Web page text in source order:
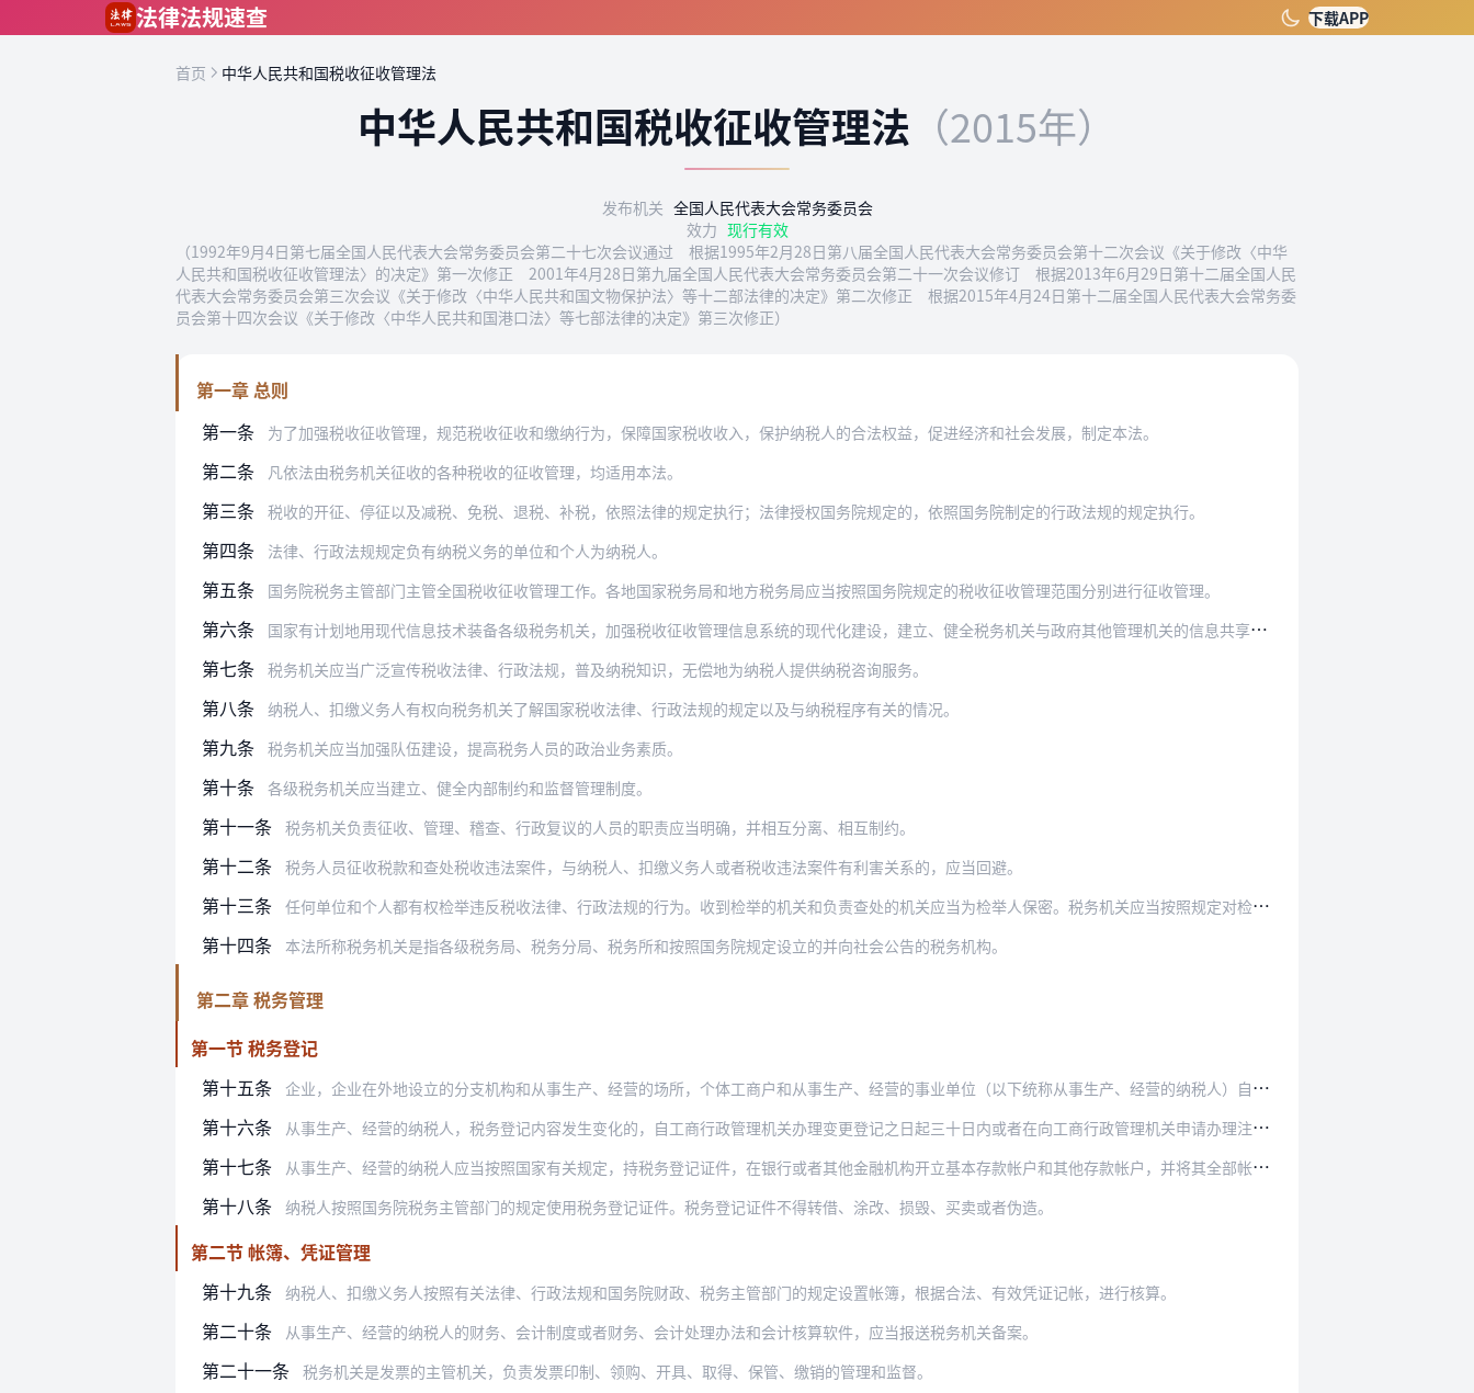
法律法规速查 下载APP
首页 中华人民共和国税收征收管理法
中华人民共和国税收征收管理法 （2015年）
发布机关 全国人民代表大会常务委员会
效力 现行有效
（1992年9月4日第七届全国人民代表大会常务委员会第二十七次会议通过 根据1995年2月28日第八届全国人民代表大会常务委员会第十二次会议《关于修改〈中华
人民共和国税收征收管理法〉的决定》第一次修正 2001年4月28日第九届全国人民代表大会常务委员会第二十一次会议修订 根据2013年6月29日第十二届全国人民
代表大会常务委员会第三次会议《关于修改〈中华人民共和国文物保护法〉等十二部法律的决定》第二次修正 根据2015年4月24日第十二届全国人民代表大会常务委
员会第十四次会议《关于修改〈中华人民共和国港口法〉等七部法律的决定》第三次修正）
第一章 总则
第一条
为了加强税收征收管理，规范税收征收和缴纳行为，保障国家税收收入，保护纳税人的合法权益，促进经济和社会发展，制定本法。
第二条 凡依法由税务机关征收的各种税收的征收管理，均适用本法。
第三条 税收的开征、停征以及减税、免税、退税、补税，依照法律的规定执行；法律授权国务院规定的，依照国务院制定的行政法规的规定执行。
第四条 法律、行政法规规定负有纳税义务的单位和个人为纳税人。
第五条 国务院税务主管部门主管全国税收征收管理工作。各地国家税务局和地方税务局应当按照国务院规定的税收征收管理范围分别进行征收管理。
第六条 国家有计划地用现代信息技术装备各级税务机关，加强税收征收管理信息系统的现代化建设，建立、健全税务机关与政府其他管理机关的信息共享制度。
第七条 税务机关应当广泛宣传税收法律、行政法规，普及纳税知识，无偿地为纳税人提供纳税咨询服务。
第八条 纳税人、扣缴义务人有权向税务机关了解国家税收法律、行政法规的规定以及与纳税程序有关的情况。
第九条 税务机关应当加强队伍建设，提高税务人员的政治业务素质。
第十条 各级税务机关应当建立、健全内部制约和监督管理制度。
第十一条 税务机关负责征收、管理、稽查、行政复议的人员的职责应当明确，并相互分离、相互制约。
第十二条 税务人员征收税款和查处税收违法案件，与纳税人、扣缴义务人或者税收违法案件有利害关系的，应当回避。
第十三条 任何单位和个人都有权检举违反税收法律、行政法规的行为。收到检举的机关和负责查处的机关应当为检举人保密。税务机关应当按照规定对检举人给予奖励。
第十四条 本法所称税务机关是指各级税务局、税务分局、税务所和按照国务院规定设立的并向社会公告的税务机构。
第二章 税务管理
第一节 税务登记
第十五条
企业，企业在外地设立的分支机构和从事生产、经营的场所，个体工商户和从事生产、经营的事业单位（以下统称从事生产、经营的纳税人）自领取营业执照之日起三十日内，持有关…
第十六条 从事生产、经营的纳税人，税务登记内容发生变化的，自工商行政管理机关办理变更登记之日起三十日内或者在向工商行政管理机关申请办理注销登记之前，持有关证件向税务机关申…
第十七条 从事生产、经营的纳税人应当按照国家有关规定，持税务登记证件，在银行或者其他金融机构开立基本存款帐户和其他存款帐户，并将其全部帐号向税务机关报告。
第十八条 纳税人按照国务院税务主管部门的规定使用税务登记证件。税务登记证件不得转借、涂改、损毁、买卖或者伪造。
第二节 帐簿、凭证管理
第十九条
纳税人、扣缴义务人按照有关法律、行政法规和国务院财政、税务主管部门的规定设置帐簿，根据合法、有效凭证记帐，进行核算。
第二十条 从事生产、经营的纳税人的财务、会计制度或者财务、会计处理办法和会计核算软件，应当报送税务机关备案。
第二十一条 税务机关是发票的主管机关，负责发票印制、领购、开具、取得、保管、缴销的管理和监督。